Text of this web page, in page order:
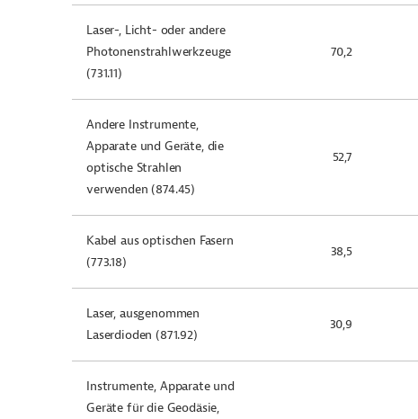
Laser-, Licht- oder andere
Photonenstrahlwerkzeuge
(731.11)
70,2
Andere Instrumente,
Apparate und Geräte, die
optische Strahlen
verwenden (874.45)
52,7
Kabel aus optischen Fasern
(773.18)
38,5
Laser, ausgenommen
Laserdioden (871.92)
30,9
Instrumente, Apparate und
Geräte für die Geodäsie,